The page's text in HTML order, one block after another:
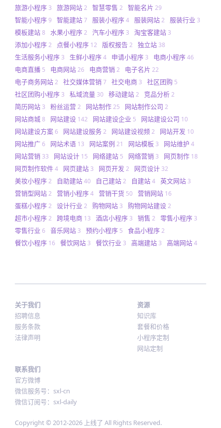
旅游小程序 3 旅游网站2 智慧零售 2 智能名片 29
智能小程序9 智能建站7 服装小程序4 服装网站2 服装行业 3
模板建站8 水果小程序2 汽车小程序 3 淘宝客建站 3
添加小程序2 点餐小程序 12 版权报告2 独立站 38
生活服务小程序 3 生鲜小程序4 申请小程序 3 电商小程序46
电商直播 5 电商网站26 电商营销 2 电子名片 22
电子商务网站2 社交媒体营销 7 社交电商 3 社区团购 5
社区团购小程序 3 私域流量 30 移动建站2 竞品分析2
简历网站 3 粉丝运营2 网站制作25 网站制作公司 2
网站商城8 网站建设 142 网站建设企业 5 网站建设公司 10
网站建设方案6 网站建设服务2 网站建设视频2 网站开发 10
网站推广6 网站术语 13 网站案例 21 网站模板 3 网站维护 4
网站营销 33 网站设计 15 网络建站 5 网络营销 3 网页制作 18
网页制作软件4 网页建站 3 网页开发 2 网页设计 32
美妆小程序2 自助建站40 自己建站2 自建站4 英文网站 3
营销型网站2 营销小程序4 营销干货 50 营销网站 16
蛋糕小程序2 设计行业 2 购物网站 3 购物网站建设2
超市小程序2 跨境电商 13 酒店小程序 3 销售 2 零售小程序 3
零售行业 6 音乐网站 3 预约小程序 5 食品小程序2
餐饮小程序 16 餐饮网站 3 餐饮行业 3 高端建站 3 高端网站4
关于我们
招聘信息
服务条款
法律声明
资源
知识库
套餐和价格
小程序定制
网站定制
联系我们
官方微博
微信服务号：sxl-cn
微信订阅号：sxl-daily
Copyright © 2012-2026 上线了 All Rights Reserved.